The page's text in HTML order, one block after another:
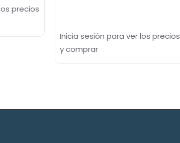
precios
Inicia sesión para ver los precios
y comprar